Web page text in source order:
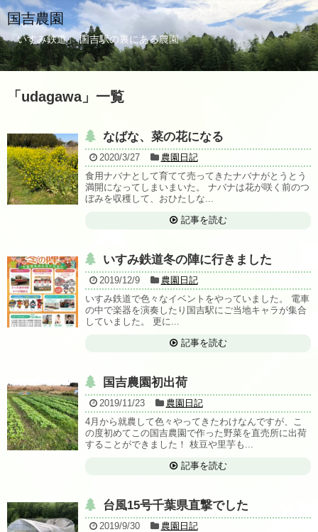
国吉農園
「いすみ鉄道」 国吉駅の裏にある農園
「 udagawa」 一覧
なばな、菜の花になる
2020/3/27
農園日記
食用ナバナとして育てて売ってきたナバナがとうとう
満開になってしまいまいた。 ナバナは花が咲く前のつ
ぼみを収穫して、おひたしな...
記事を読む
いすみ鉄道冬の陣に行きました
2019/12/9
農園日記
いすみ鉄道で色々なイベントをやっていました。 電車
の中で楽器を演奏したり国吉駅にご当地キャラが集合
していました。 更に...
記事を読む
国吉農園初出荷
2019/11/23
農園日記
4月から就農して色々やってきたわけなんですが、こ
の度初めてこの国吉農園で作った野菜を直売所に出荷
することができました！ 枝豆や里芋も...
記事を読む
台風15号千葉県直撃でした
2019/9/30
農園日記